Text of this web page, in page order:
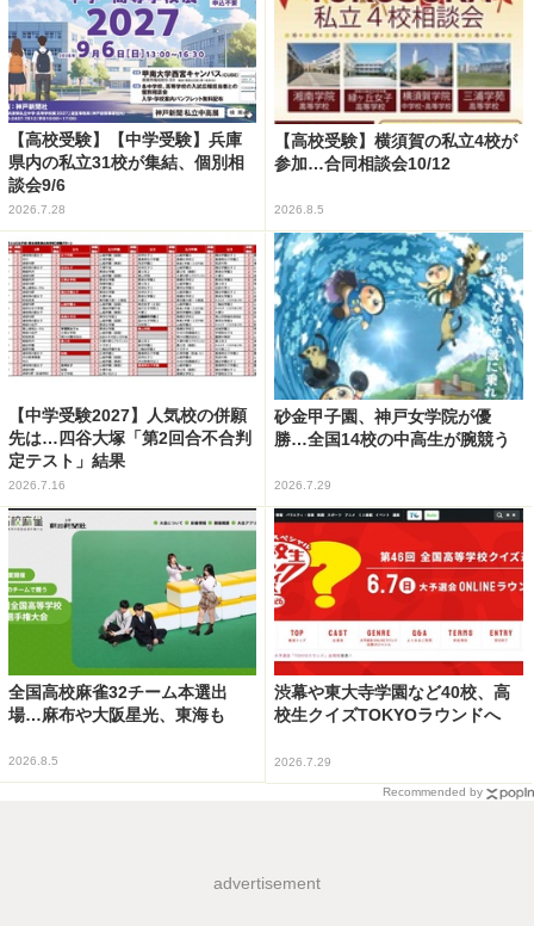
【高校受験】【中学受験】兵庫
県内の私立31校が集結、個別相
談会9/6
2026.7.28
【高校受験】横須賀の私立4校が
参加…合同相談会10/12
2026.8.5
【中学受験2027】人気校の併願
先は…四谷大塚「第2回合不合判
定テスト」結果
2026.7.16
砂金甲子園、神戸女学院が優
勝…全国14校の中高生が腕競う
2026.7.29
全国高校麻雀32チーム本選出
場…麻布や大阪星光、東海も
2026.8.5
渋幕や東大寺学園など40校、高
校生クイズTOKYOラウンドへ
2026.7.29
Recommended by
advertisement